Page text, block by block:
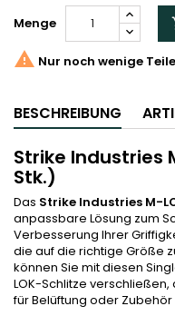
Menge
 Nur noch wenige
BESCHREIBUNG
Strike Industries
Stk.)
Das Strike Industries M-
anpassbare Lösung zum
Verbesserung Ihrer
die auf die richtige Größe
können Sie mit diesen
LOK-Schlitze
für Belüftung oder